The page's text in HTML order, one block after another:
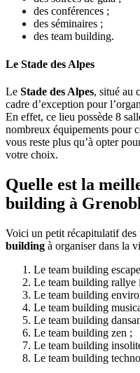
des conférences ;
des séminaires ;
des team building.
Le Stade des Alpes
Le Stade des Alpes, situé au
cadre d’exception pour
En effet, ce lieu possède 8
nombreux équipements pour
vous reste plus qu’à opter
votre choix.
Quelle est la
building à
Voici un petit récapitulatif des
building à organiser dans la
Le team building
Le team building rallye
Le team building
Le team building
Le team building
Le team building zen ;
Le team building
Le team building